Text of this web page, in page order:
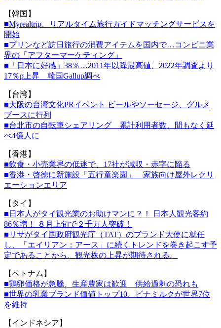
【韓国】
■Myrealtrip、リアルタイム旅行ガイドマッチングサー ビスを
開始
■プリンなど訪日旅行の消費アイテムを国内で…コンビニ業
界の「 アフターマーケティング」
■「日本に好感」38％…2011年以降最高値、2022年調査より
17％p上昇 韓国Gallup調べ
【台湾】
■大阪の台湾文化PRイベント ビールやソーセージ、グルメ
ブースに行列
■台北市の自転車シェアリング 累計利用者数、間もなく延
べ4億人に
【香港】
■飲食・小売業界の低迷で、17社が減収・赤字に陥る
■香港・啓徳に新施設「五行童楽園」 家族向け屋外レクリ
エーションエリア
【タイ】
■日本人がタイ観光業のお助けマンに？！ 日本人観光客約
86％増！ ８月上旬で２千万人突破！
■リサがタイ国政府観光庁（TAT）のブランド大使に就任
し、「 エイリアン：アース」に続くトレンドを巻き起こす予
定であることから、観光株の上昇が期待される。
【ベトナム】
■鶏卵価格が急騰、生産農家は歓迎 供給過剰の恐れも
■世界の乳業ブランド価値トップ10、ビナミルクが世界7位
を維持
【インドネシア】